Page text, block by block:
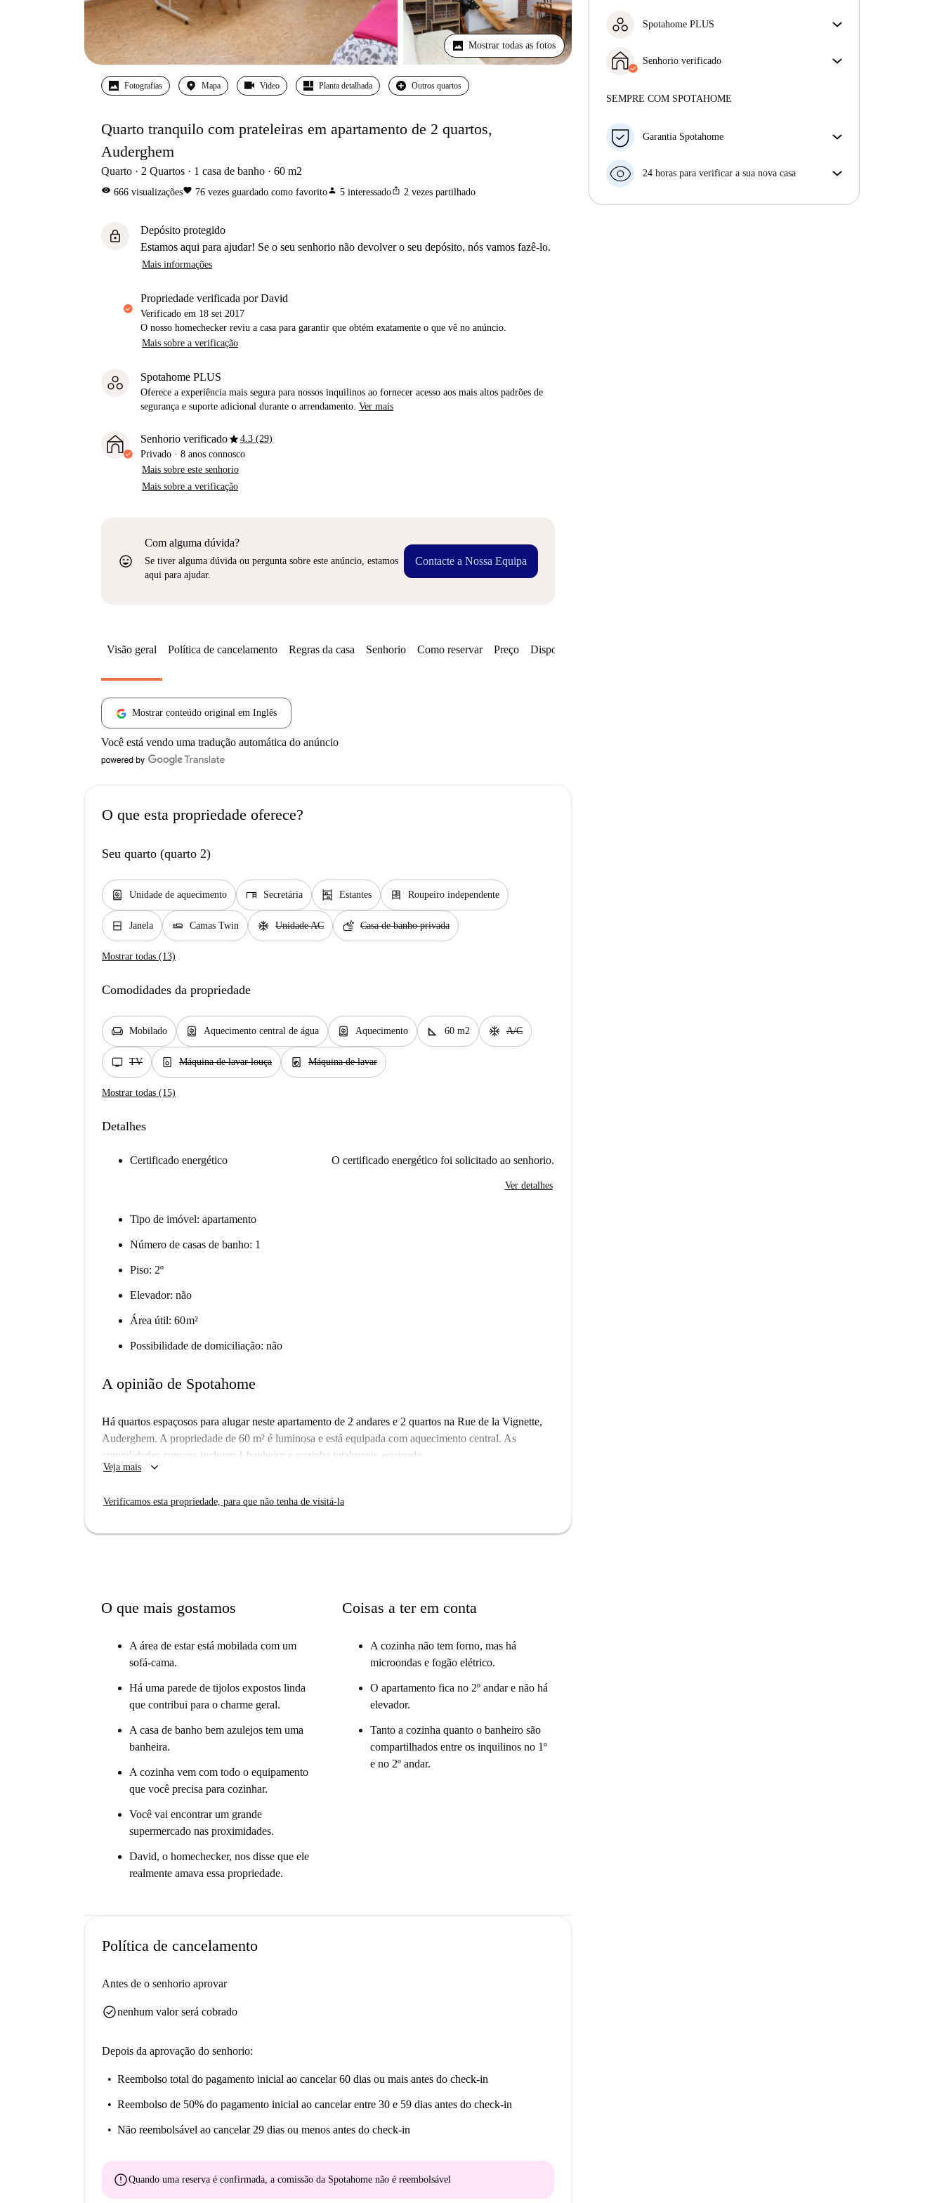
Mostrar todas as fotos
Fotografias Mapa Video Planta detalhada Outros quartos
Quarto tranquilo com prateleiras em apartamento de 2 quartos,
Auderghem
Quarto 2 Quartos 1 casa de banho 60 m2
visibility 666 visualizaçõesfavorite 76 vezes guardado como favoritoperson 5 interessadoios_share 2 vezes partilhado
lock
Depósito protegido
Estamos aqui para ajudar! Se o seu senhorio não devolver o seu depósito, nós vamos fazê-lo.
Mais informações
propriedade verificada por David
Verificado em 18 set 2017
O nosso homechecker reviu a casa para garantir que obtém exatamente o que vê no anúncio.
Mais sobre a verificação
Spotahome PLUS
Oferece a experiência mais segura para nossos inquilinos ao fornecer acesso aos mais altos padrões de
segurança e suporte adicional durante o arrendamento. Ver mais
Senhorio verificadostar4.3 (29)
Privado · 8 anos connosco
Mais sobre este senhorio
Mais sobre a verificação
sentiment_very_satisfied
Com alguma dúvida?
Se tiver alguma dúvida ou pergunta sobre este anúncio, estamos
aqui para ajudar.
Contacte a Nossa Equipa
Mais informações
obtém exatamente o que vê no anúncio.
Spotahome PLUS
inquilinos ao fornecer acesso aos mais altos padrões
de segurança e suporte adicional durante o
Senhorio verificado
Mais sobre este senhorio
SEMPRE COM SPOTAHOME
Garantia Spotahome
antecedência, nós iremos A) pagar um hotel e ajudá-
seu dinheiro na totalidade.
24 horas para verificar a sua nova casa
Visão geral Política de cancelamento Regras da casa Senhorio Como reservar Preço Disponibilidades
Mostrar conteúdo original em Inglês
Você está vendo uma tradução automática do anúncio
O que esta propriedade oferece?
Seu quarto (quarto 2)
water_heater Unidade de aquecimento desk Secretária shelves Estantes dresser Roupeiro independente
window_closed Janela airline_seat_flat Camas Twin ac_unit Unidade AC soap Casa de banho privada
Mostrar todas (13)
Comodidades da propriedade
chair Mobilado water_heater Aquecimento central de água water_heater Aquecimento square_foot 60 m2 ac_unit A/C
tv TV dishwasher_gen Máquina de lavar louça local_laundry_service Máquina de lavar
Mostrar todas (15)
Detalhes
Certificado energético O certificado energético foi solicitado ao senhorio.
Ver detalhes
Tipo de imóvel: apartamento
Número de casas de banho: 1
Piso: 2º
Elevador: não
Área útil: 60 m²
Possibilidade de domiciliação: não
A opinião de Spotahome
Há quartos espaçosos para alugar neste apartamento de 2 andares e 2 quartos na Rue de la Vignette,
Auderghem. A propriedade de 60 m² é luminosa e está equipada com aquecimento central. As
comodidades comuns incluem 1 banheiro e cozinha totalmente equipada.
de bonde. O belo Parc de Woluwe está localizado nas proximidades e você encontrará lojas, bancos,
Veja mais keyboard_arrow_down
Verificamos esta propriedade, para que não tenha de visitá-la
O que mais gostamos
A área de estar está mobilada com um
sofá-cama.
Há uma parede de tijolos expostos linda
que contribui para o charme geral.
A casa de banho bem azulejos tem uma
banheira.
A cozinha vem com todo o equipamento
que você precisa para cozinhar.
Você vai encontrar um grande
supermercado nas proximidades.
David, o homechecker, nos disse que ele
realmente amava essa propriedade.
Coisas a ter em conta
A cozinha não tem forno, mas há
microondas e fogão elétrico.
O apartamento fica no 2º andar e não há
elevador.
Tanto a cozinha quanto o banheiro são
compartilhados entre os inquilinos no 1º
e no 2º andar.
Política de cancelamento
Antes de o senhorio aprovar
check_circlenenhum valor será cobrado
Depois da aprovação do senhorio:
Reembolso total do pagamento inicial ao cancelar 60 dias ou mais antes do check-in
Reembolso de 50% do pagamento inicial ao cancelar entre 30 e 59 dias antes do check-in
Não reembolsável ao cancelar 29 dias ou menos antes do check-in
errorQuando uma reserva é confirmada, a comissão da Spotahome não é reembolsável